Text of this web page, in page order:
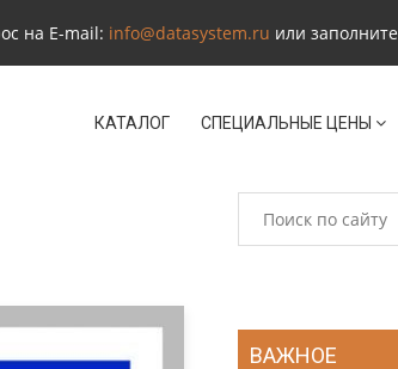
на E-mail: info@datasystem.ru или заполните
КАТАЛОГ СПЕЦИАЛЬНЫЕ ЦЕНЫ
ВАЖНОЕ